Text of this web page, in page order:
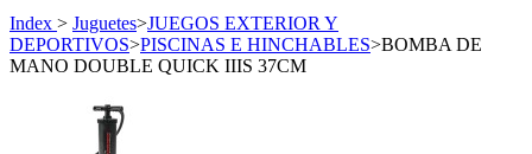
Index > Juguetes>JUEGOS EXTERIOR Y
DEPORTIVOS>PISCINAS E HINCHABLES>BOMBA DE
MANO DOUBLE QUICK IIIS 37CM